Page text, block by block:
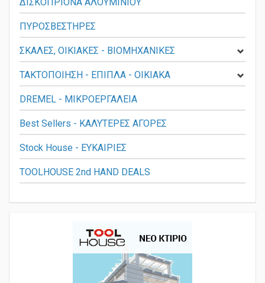
ΠΥΡΟΣΒΕΣΤΗΡΕΣ
ΣΚΑΛΕΣ, ΟΙΚΙΑΚΕΣ - ΒΙΟΜΗΧΑΝΙΚΕΣ
ΤΑΚΤΟΠΟΙΗΣΗ - ΕΠΙΠΛΑ - ΟΙΚΙΑΚΑ
DREMEL - ΜΙΚΡΟΕΡΓΑΛΕΙΑ
Best Sellers - ΚΑΛΥΤΕΡΕΣ ΑΓΟΡΕΣ
Stock House - ΕΥΚΑΙΡΙΕΣ
TOOLHOUSE 2nd HAND DEALS